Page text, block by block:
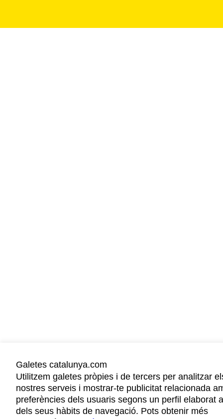
Galetes catalunya.com
Utilitzem galetes pròpies i de tercers per analitzar
nostres serveis i mostrar-te publicitat relacionada
preferències dels usuaris segons un perfil elaborat
dels seus hàbits de navegació. Pots obtenir més